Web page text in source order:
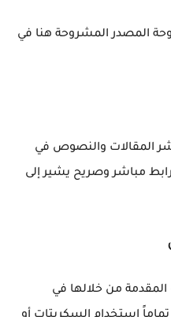
المصدر المشروحة هنا في
المقالات والنصوص في
مباشر وصريح يشير إلى
من خلالها في